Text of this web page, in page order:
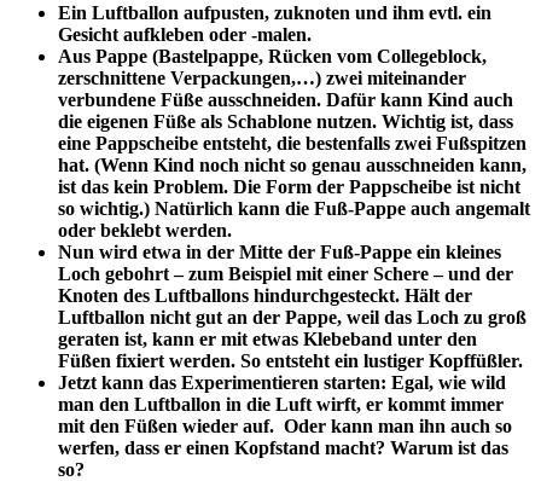
Ein Luftballon aufpusten, zuknoten und ihm evtl. ein
Gesicht aufkleben oder -malen.
Aus Pappe (Bastelpappe, Rücken vom Collegeblock,
zerschnittene Verpackungen,…) zwei miteinander
verbundene Füße ausschneiden. Dafür kann Kind auch
die eigenen Füße als Schablone nutzen. Wichtig ist, dass
eine Pappscheibe entsteht, die bestenfalls zwei Fußspitzen
hat. (Wenn Kind noch nicht so genau ausschneiden kann,
ist das kein Problem. Die Form der Pappscheibe ist nicht
so wichtig.) Natürlich kann die Fuß-Pappe auch angemalt
oder beklebt werden.
Nun wird etwa in der Mitte der Fuß-Pappe ein kleines
Loch gebohrt – zum Beispiel mit einer Schere – und der
Knoten des Luftballons hindurchgesteckt. Hält der
Luftballon nicht gut an der Pappe, weil das Loch zu groß
geraten ist, kann er mit etwas Klebeband unter den
Füßen fixiert werden. So entsteht ein lustiger Kopffüßler.
Jetzt kann das Experimentieren starten: Egal, wie wild
man den Luftballon in die Luft wirft, er kommt immer
mit den Füßen wieder auf. Oder kann man ihn auch so
werfen, dass er einen Kopfstand macht? Warum ist das
so?